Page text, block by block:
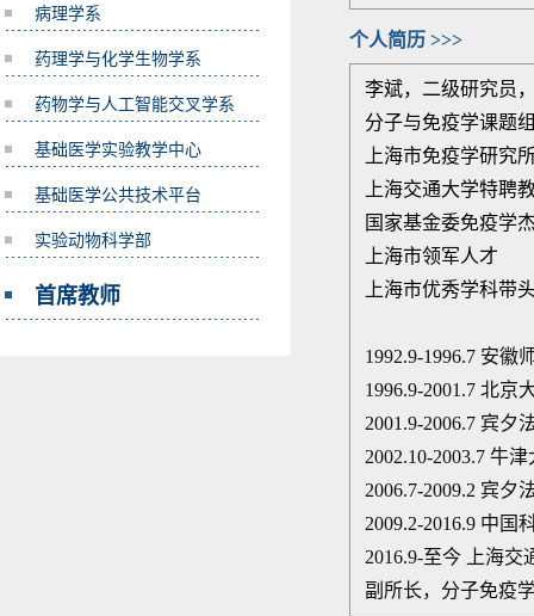
病理学系
药理学与化学生物学系
药物学与人工智能交叉学系
基础医学实验教学中心
基础医学公共技术平台
实验动物科学部
首席教师
个人简历 >>>
李斌，二级研究员
分子与免疫学课题
上海市免疫学研究
上海交通大学特聘
国家基金委免疫学
上海市领军人才
上海市优秀学科带
1992.9-1996.7 安徽
1996.9-2001.7 北京
2001.9-2006.7 宾夕
2002.10-2003.7 牛津
2006.7-2009.2 宾夕
2009.2-2016.9 中国
2016.9-至今
上海
副所长，分子免疫